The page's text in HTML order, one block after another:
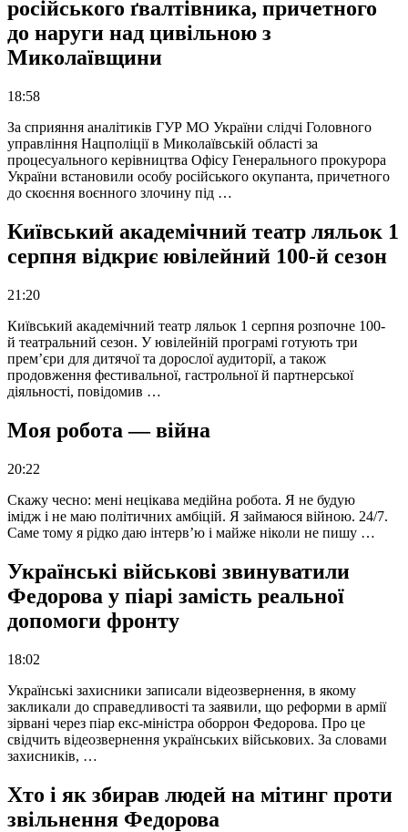
російського ґвалтівника, причетного
до наруги над цивільною з
Миколаївщини
18:58
За сприяння аналітиків ГУР МО України слідчі Головного
управління Нацполіції в Миколаївській області за
процесуального керівництва Офісу Генерального прокурора
України встановили особу російського окупанта, причетного
до скоєння воєнного злочину під …
Київський академічний театр ляльок 1
серпня відкриє ювілейний 100-й сезон
21:20
Київський академічний театр ляльок 1 серпня розпочне 100-
й театральний сезон. У ювілейній програмі готують три
прем’єри для дитячої та дорослої аудиторії, а також
продовження фестивальної, гастрольної й партнерської
діяльності, повідомив …
Моя робота — війна
20:22
Скажу чесно: мені нецікава медійна робота. Я не будую
імідж і не маю політичних амбіцій. Я займаюся війною. 24/7.
Саме тому я рідко даю інтерв’ю і майже ніколи не пишу …
Українські військові звинуватили
Федорова у піарі замість реальної
допомоги фронту
18:02
Українські захисники записали відеозвернення, в якому
закликали до справедливості та заявили, що реформи в армії
зірвані через піар екс-міністра оборрон Федорова. Про це
свідчить відеозвернення українських військових. За словами
захисників, …
Хто і як збирав людей на мітинг проти
звільнення Федорова